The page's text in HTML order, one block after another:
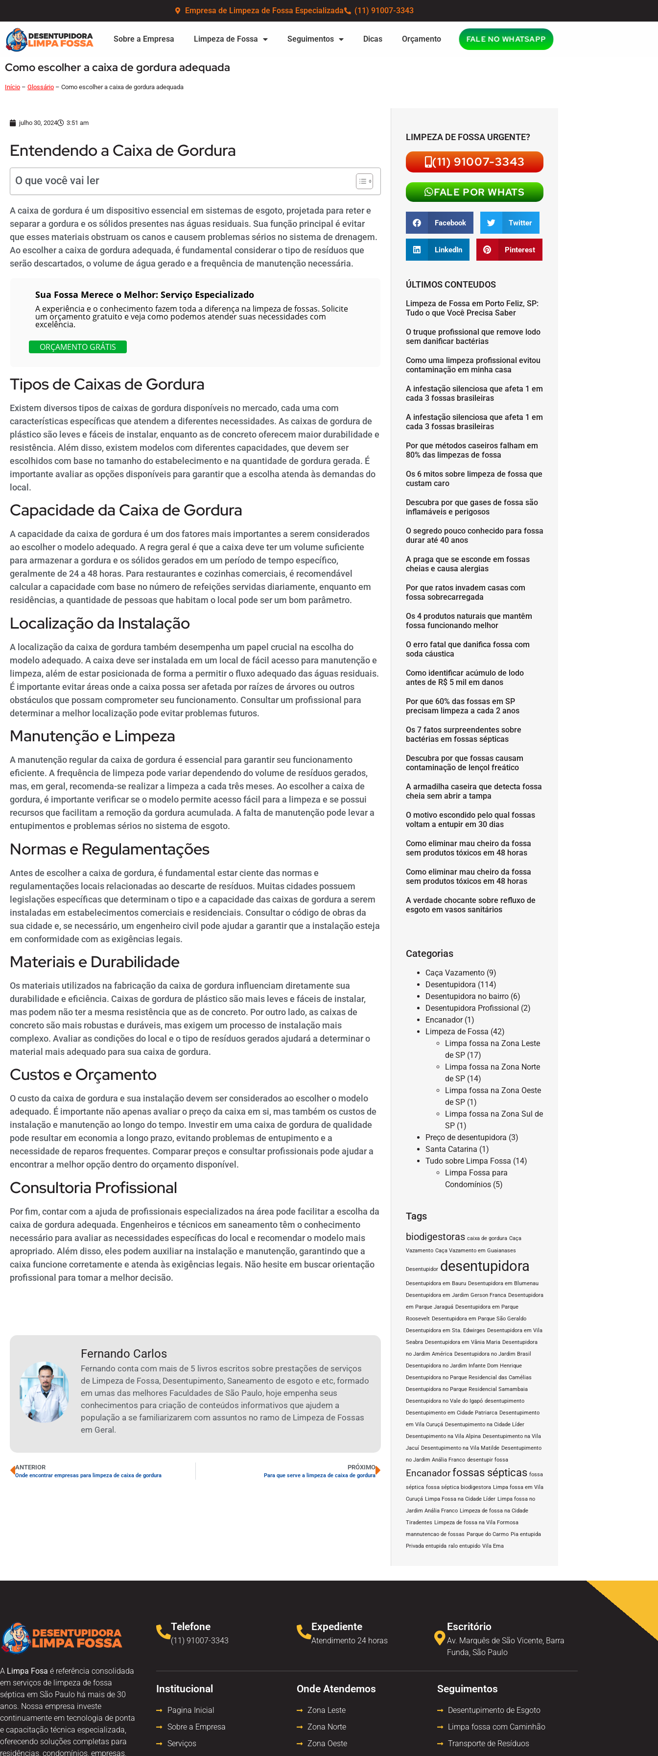
Empresa de Limpeza de Fossa Especializada (11) 91007-3343
Sobre a Empresa Limpeza de Fossa Seguimentos Dicas Orçamento FALE NO WHATSAPP
Como escolher a caixa de gordura adequada
Início – Glossário – Como escolher a caixa de gordura adequada
julho 30, 2024 3:51 am
Entendendo a Caixa de Gordura
O que você vai ler
A caixa de gordura é um dispositivo essencial em sistemas de esgoto, projetada para reter e
separar a gordura e os sólidos presentes nas águas residuais. Sua função principal é evitar
que esses materiais obstruam os canos e causem problemas sérios no sistema de drenagem.
Ao escolher a caixa de gordura adequada, é fundamental considerar o tipo de resíduos que
serão descartados, o volume de água gerado e a frequência de manutenção necessária.
Sua Fossa Merece o Melhor: Serviço Especializado
A experiência e o conhecimento fazem toda a diferença na limpeza de fossas. Solicite
um orçamento gratuito e veja como podemos atender suas necessidades com
excelência.
ORÇAMENTO GRÁTIS
Tipos de Caixas de Gordura
Existem diversos tipos de caixas de gordura disponíveis no mercado, cada uma com
características específicas que atendem a diferentes necessidades. As caixas de gordura de
plástico são leves e fáceis de instalar, enquanto as de concreto oferecem maior durabilidade e
resistência. Além disso, existem modelos com diferentes capacidades, que devem ser
escolhidos com base no tamanho do estabelecimento e na quantidade de gordura gerada. É
importante avaliar as opções disponíveis para garantir que a escolha atenda às demandas do
local.
Capacidade da Caixa de Gordura
A capacidade da caixa de gordura é um dos fatores mais importantes a serem considerados
ao escolher o modelo adequado. A regra geral é que a caixa deve ter um volume suficiente
para armazenar a gordura e os sólidos gerados em um período de tempo específico,
geralmente de 24 a 48 horas. Para restaurantes e cozinhas comerciais, é recomendável
calcular a capacidade com base no número de refeições servidas diariamente, enquanto em
residências, a quantidade de pessoas que habitam o local pode ser um bom parâmetro.
Localização da Instalação
A localização da caixa de gordura também desempenha um papel crucial na escolha do
modelo adequado. A caixa deve ser instalada em um local de fácil acesso para manutenção e
limpeza, além de estar posicionada de forma a permitir o fluxo adequado das águas residuais.
É importante evitar áreas onde a caixa possa ser afetada por raízes de árvores ou outros
obstáculos que possam comprometer seu funcionamento. Consultar um profissional para
determinar a melhor localização pode evitar problemas futuros.
Manutenção e Limpeza
A manutenção regular da caixa de gordura é essencial para garantir seu funcionamento
eficiente. A frequência de limpeza pode variar dependendo do volume de resíduos gerados,
mas, em geral, recomenda-se realizar a limpeza a cada três meses. Ao escolher a caixa de
gordura, é importante verificar se o modelo permite acesso fácil para a limpeza e se possui
recursos que facilitam a remoção da gordura acumulada. A falta de manutenção pode levar a
entupimentos e problemas sérios no sistema de esgoto.
Normas e Regulamentações
Antes de escolher a caixa de gordura, é fundamental estar ciente das normas e
regulamentações locais relacionadas ao descarte de resíduos. Muitas cidades possuem
legislações específicas que determinam o tipo e a capacidade das caixas de gordura a serem
instaladas em estabelecimentos comerciais e residenciais. Consultar o código de obras da
sua cidade e, se necessário, um engenheiro civil pode ajudar a garantir que a instalação esteja
em conformidade com as exigências legais.
Materiais e Durabilidade
Os materiais utilizados na fabricação da caixa de gordura influenciam diretamente sua
durabilidade e eficiência. Caixas de gordura de plástico são mais leves e fáceis de instalar,
mas podem não ter a mesma resistência que as de concreto. Por outro lado, as caixas de
concreto são mais robustas e duráveis, mas exigem um processo de instalação mais
complexo. Avaliar as condições do local e o tipo de resíduos gerados ajudará a determinar o
material mais adequado para sua caixa de gordura.
Custos e Orçamento
O custo da caixa de gordura e sua instalação devem ser considerados ao escolher o modelo
adequado. É importante não apenas avaliar o preço da caixa em si, mas também os custos de
instalação e manutenção ao longo do tempo. Investir em uma caixa de gordura de qualidade
pode resultar em economia a longo prazo, evitando problemas de entupimento e a
necessidade de reparos frequentes. Comparar preços e consultar profissionais pode ajudar a
encontrar a melhor opção dentro do orçamento disponível.
Consultoria Profissional
Por fim, contar com a ajuda de profissionais especializados na área pode facilitar a escolha da
caixa de gordura adequada. Engenheiros e técnicos em saneamento têm o conhecimento
necessário para avaliar as necessidades específicas do local e recomendar o modelo mais
apropriado. Além disso, eles podem auxiliar na instalação e manutenção, garantindo que a
caixa funcione corretamente e atenda às exigências legais. Não hesite em buscar orientação
profissional para tomar a melhor decisão.
Fernando Carlos
Fernando conta com mais de 5 livros escritos sobre prestações de serviços
de Limpeza de Fossa, Desentupimento, Saneamento de esgoto e etc, formado
em umas das melhores Faculdades de São Paulo, hoje empenha seus
conhecimentos para criação de conteúdos informativos que ajudem a
população a se familiarizarem com assuntos no ramo de Limpeza de Fossas
em Geral.
ANTERIOR
Onde encontrar empresas para limpeza de caixa de gordura
PRÓXIMO
Para que serve a limpeza de caixa de gordura
LIMPEZA DE FOSSA URGENTE?
(11) 91007-3343
FALE POR WHATS
Facebook Twitter
LinkedIn Pinterest
ÚLTIMOS CONTEUDOS
Limpeza de Fossa em Porto Feliz, SP:
Tudo o que Você Precisa Saber
O truque profissional que remove lodo
sem danificar bactérias
Como uma limpeza profissional evitou
contaminação em minha casa
A infestação silenciosa que afeta 1 em
cada 3 fossas brasileiras
A infestação silenciosa que afeta 1 em
cada 3 fossas brasileiras
Por que métodos caseiros falham em
80% das limpezas de fossa
Os 6 mitos sobre limpeza de fossa que
custam caro
Descubra por que gases de fossa são
inflamáveis e perigosos
O segredo pouco conhecido para fossa
durar até 40 anos
A praga que se esconde em fossas
cheias e causa alergias
Por que ratos invadem casas com
fossa sobrecarregada
Os 4 produtos naturais que mantêm
fossa funcionando melhor
O erro fatal que danifica fossa com
soda cáustica
Como identificar acúmulo de lodo
antes de R$ 5 mil em danos
Por que 60% das fossas em SP
precisam limpeza a cada 2 anos
Os 7 fatos surpreendentes sobre
bactérias em fossas sépticas
Descubra por que fossas causam
contaminação de lençol freático
A armadilha caseira que detecta fossa
cheia sem abrir a tampa
O motivo escondido pelo qual fossas
voltam a entupir em 30 dias
Como eliminar mau cheiro da fossa
sem produtos tóxicos em 48 horas
Como eliminar mau cheiro da fossa
sem produtos tóxicos em 48 horas
A verdade chocante sobre refluxo de
esgoto em vasos sanitários
Categorias
Caça Vazamento (9)
Desentupidora (114)
Desentupidora no bairro (6)
Desentupidora Profissional (2)
Encanador(1)
Limpeza de Fossa (42)
Limpa fossa na Zona Leste
de SP (17)
Limpa fossa na Zona Norte
de SP (14)
Limpa fossa na Zona Oeste
de SP (1)
Limpa fossa na Zona Sul de
SP (1)
Preço de desentupidora (3)
Santa Catarina (1)
Tudo sobre Limpa Fossa (14)
Limpa Fossa para
Condomínios (5)
Tags
biodigestoras caixa de gordura Caça
Vazamento Caça Vazamento em Guaianases
Desentupidor desentupidora
Desentupidora em Bauru Desentupidora em Blumenau
Desentupidora em Jardim Gerson Franca Desentupidora
em Parque Jaraguá Desentupidora em Parque
Roosevelt Desentupidora em Parque São Geraldo
Desentupidora em Sta. Edwirges Desentupidora em Vila
Seabra Desentupidora em Vânia Maria Desentupidora
no Jardim América Desentupidora no Jardim Brasil
Desentupidora no Jardim Infante Dom Henrique
Desentupidora no Parque Residencial das Camélias
Desentupidora no Parque Residencial Samambaia
Desentupidora no Vale do Igapó desentupimento
Desentupimento em Cidade Patriarca Desentupimento
em Vila Curuçá Desentupimento na Cidade Líder
Desentupimento na Vila Alpina Desentupimento na Vila
Jacuí Desentupimento na Vila Matilde Desentupimento
no Jardim Anália Franco desentupir fossa
Encanadorfossas sépticas fossa
séptica fossa séptica biodigestora Limpa fossa em Vila
Curuçá Limpa Fossa na Cidade Líder Limpa fossa no
Jardim Anália Franco Limpeza de fossa na Cidade
Tiradentes Limpeza de fossa na Vila Formosa
mannutencao de fossas Parque do Carmo Pia entupida
Privada entupida ralo entupido Vila Ema
A Limpa Fosa é referência consolidada
em serviços de limpeza de fossa
séptica em São Paulo há mais de 30
anos. Nossa empresa investe
continuamente em tecnologia de ponta
e capacitação técnica especializada,
oferecendo soluções completas para
residências, condomínios, empresas,
Telefone
(11) 91007-3343
Expediente
Atendimento 24 horas
Escritório
Av. Marquês de São Vicente, Barra
Funda, São Paulo
Institucional
Pagina Inicial
Sobre a Empresa
Serviços
Onde Atendemos
Zona Leste
Zona Norte
Zona Oeste
Seguimentos
Desentupimento de Esgoto
Limpa fossa com Caminhão
Transporte de Resíduos